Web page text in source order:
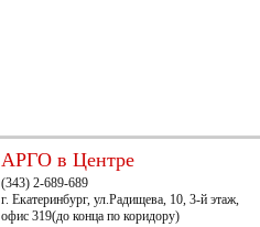
АРГО в Центре
(343) 2-689-689
г. Екатеринбург, ул.Радищева, 10, 3-й этаж,
офис 319(до конца по коридору)